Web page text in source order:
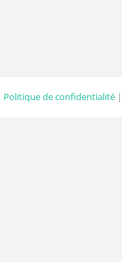
Politique de confidentialité